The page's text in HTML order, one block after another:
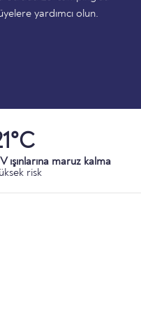
yardımcı olun.
ışınlarına maruz kalma
risk